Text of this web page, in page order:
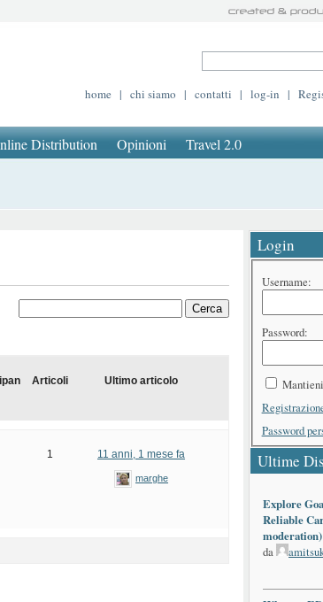
home | chi siamo | contatti | log-in |
Distribution Opinioni Travel 2.0
Articoli Ultimo articolo
1 11 anni, 1 mese fa
marghe
Login
Username:
Password:
Password
Ultime
Explore
Reliable
moderation)
da